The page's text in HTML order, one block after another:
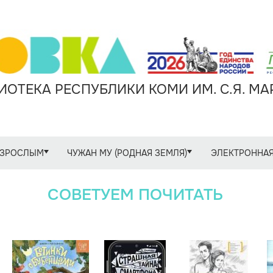
РЕСПУБЛИКИ КОМИ ИМ. С.Я.
ЧУЖАН МУ (РОДНАЯ ЗЕМЛЯ)
СОВЕТУЕМ ПОЧИТАТЬ